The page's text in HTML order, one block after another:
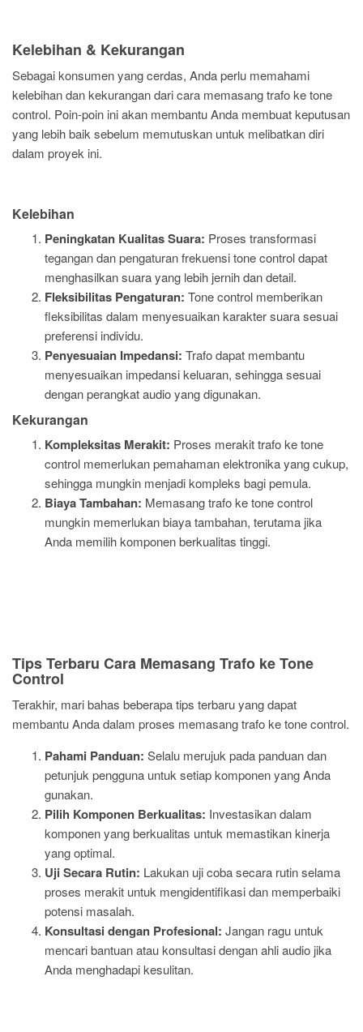
Kelebihan & Kekurangan
Sebagai konsumen yang cerdas, Anda perlu memahami
kelebihan dan kekurangan dari cara memasang trafo ke tone
control. Poin-poin ini akan membantu Anda membuat keputusan
yang lebih baik sebelum memutuskan untuk melibatkan diri
dalam proyek ini.
Kelebihan
Peningkatan Kualitas Suara: Proses transformasi
tegangan dan pengaturan frekuensi tone control dapat
menghasilkan suara yang lebih jernih dan detail.
Fleksibilitas Pengaturan: Tone control memberikan
fleksibilitas dalam menyesuaikan karakter suara sesuai
preferensi individu.
Penyesuaian Impedansi: Trafo dapat membantu
menyesuaikan impedansi keluaran, sehingga sesuai
dengan perangkat audio yang digunakan.
Kekurangan
Kompleksitas Merakit: Proses merakit trafo ke tone
control memerlukan pemahaman elektronika yang cukup,
sehingga mungkin menjadi kompleks bagi pemula.
Biaya Tambahan: Memasang trafo ke tone control
mungkin memerlukan biaya tambahan, terutama jika
Anda memilih komponen berkualitas tinggi.
Tips Terbaru Cara Memasang Trafo ke Tone
Control
Terakhir, mari bahas beberapa tips terbaru yang dapat
membantu Anda dalam proses memasang trafo ke tone control.
Pahami Panduan: Selalu merujuk pada panduan dan
petunjuk pengguna untuk setiap komponen yang Anda
gunakan.
Pilih Komponen Berkualitas: Investasikan dalam
komponen yang berkualitas untuk memastikan kinerja
yang optimal.
Uji Secara Rutin: Lakukan uji coba secara rutin selama
proses merakit untuk mengidentifikasi dan memperbaiki
potensi masalah.
Konsultasi dengan Profesional: Jangan ragu untuk
mencari bantuan atau konsultasi dengan ahli audio jika
Anda menghadapi kesulitan.